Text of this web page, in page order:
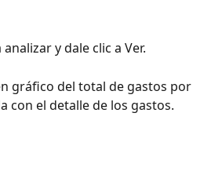
y dale clic a Ver.
gráfico del total de gastos por
con el detalle de los gastos.